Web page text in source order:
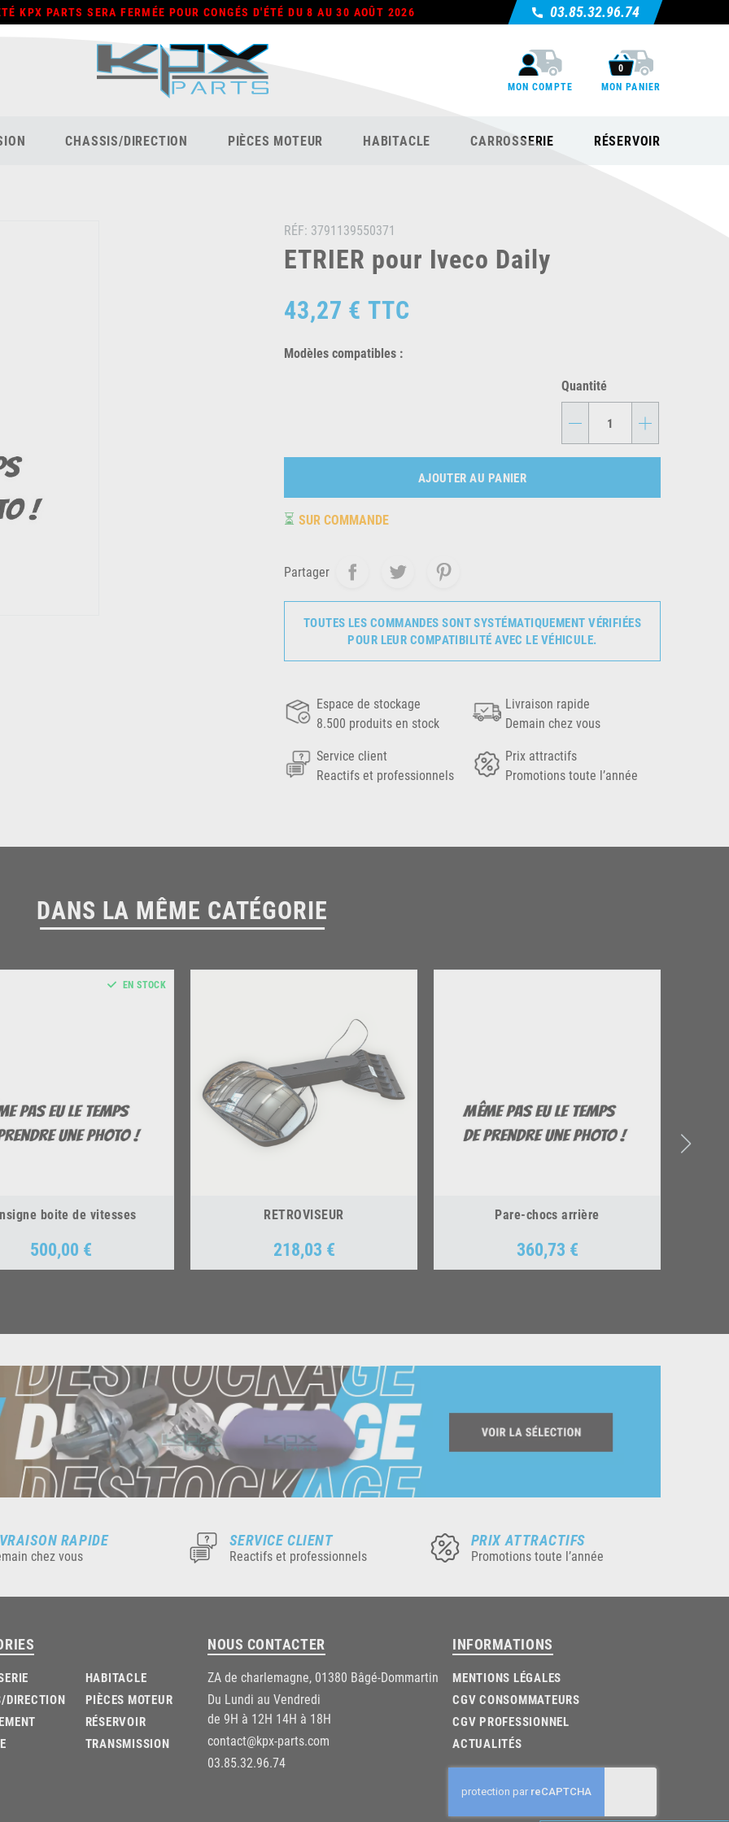
KPX PARTS SERA FERMÉE POUR CONGÉS D'ÉTÉ DU 8 AU 30 AOÛT 2026 03.85.32.96.74
MON COMPTE
0
MON PANIER
CHASSIS/DIRECTION PIÈCES MOTEUR HABITACLE CARROSSERIE RÉSERVOIR
RÉF: 3791139550371
ETRIER pour Iveco Daily
43,27 € TTC
Modèles compatibles :
Quantité
- +
AJOUTER AU PANIER
⏳ SUR COMMANDE
Partager
TOUTES LES COMMANDES SONT SYSTÉMATIQUEMENT VÉRIFIÉES
POUR LEUR COMPATIBILITÉ AVEC LE VÉHICULE.
Espace de stockage
8.500 produits en stock
Livraison rapide
Demain chez vous
Service client
Reactifs et professionnels
Prix attractifs
Promotions toute l’année
DANS LA MÊME CATÉGORIE
boite de vitesses
Prix
500,00 €
EN STOCK
RETROVISEUR
Prix
218,03 €
Pare-chocs arrière
Prix
360,73 €
RAPIDE
chez vous
SERVICE CLIENT
Reactifs et professionnels
PRIX ATTRACTIFS
Promotions toute l’année
DIRECTION
HABITACLE
PIÈCES MOTEUR
RÉSERVOIR
TRANSMISSION
NOUS CONTACTER
ZA de charlemagne, 01380 Bâgé-Dommartin
Du Lundi au Vendredi
de 9H à 12H 14H à 18H
contact@kpx-parts.com
03.85.32.96.74
INFORMATIONS
MENTIONS LÉGALES
CGV CONSOMMATEURS
CGV PROFESSIONNEL
ACTUALITÉS